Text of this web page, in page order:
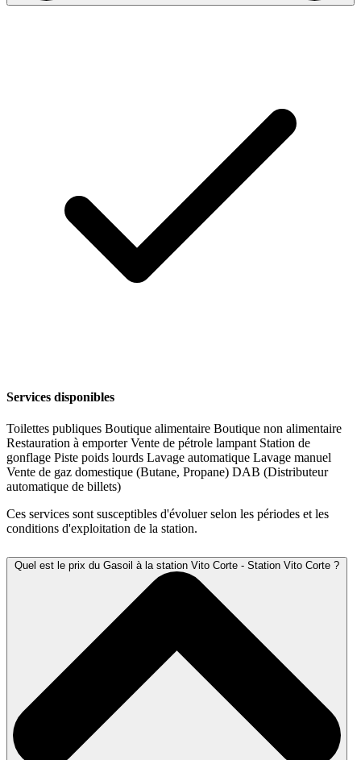
Services disponibles
Toilettes publiques Boutique alimentaire Boutique non alimentaire
Restauration à emporterVente de pétrole lampant Station de
gonflage Piste poids lourds Lavage automatique Lavage manuel
Vente de gaz domestique (Butane, Propane) DAB (Distributeur
automatique de billets)
Ces services sont susceptibles d'évoluer selon les périodes et les
conditions d'exploitation de la station.
Quel est le prix du Gasoil à la station Vito Corte - Station Vito Corte ?